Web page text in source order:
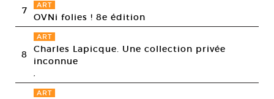
7 ART
OVNi folies ! 8e édition
8
ART
Charles Lapicque. Une collection privée
inconnue
,
ART